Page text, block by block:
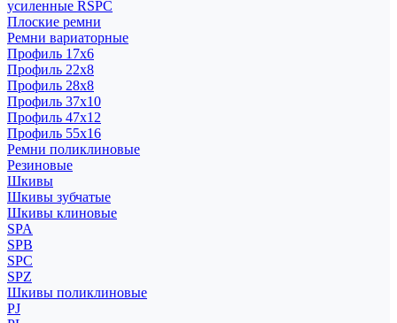
усиленные RSPC
Плоские ремни
Ремни вариаторные
Профиль 17x6
Профиль 22x8
Профиль 28x8
Профиль 37x10
Профиль 47x12
Профиль 55x16
Ремни поликлиновые
Резиновые
Шкивы
Шкивы зубчатые
Шкивы клиновые
SPA
SPB
SPC
SPZ
Шкивы поликлиновые
PJ